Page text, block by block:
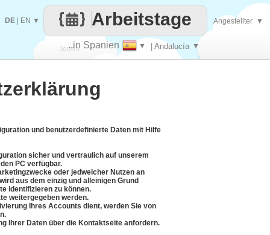
Jeden
..in Spanien ▼ | Andalucía ▼
Arbeitstage
DE EN ▼ Angestellter ▼
und benutzerdefinierte Daten mit Hilfe
sicher und vertraulich auf unserem
PC verfügbar.
oder jedwelcher Nutzen an
aus dem einzig und alleinigen Grund
identifizieren zu können.
weitergegeben werden.
Ihres Accounts dient, werden Sie von
Ihrer Daten über die Kontaktseite anfordern.